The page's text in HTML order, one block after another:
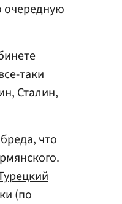
очередную
таки
Сталин,
что
(по